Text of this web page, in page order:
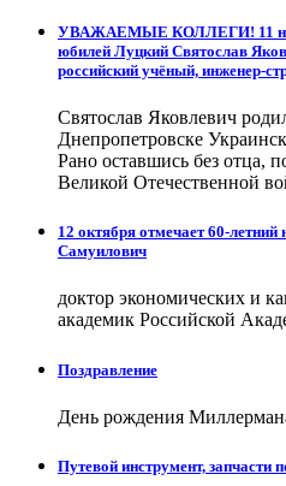
УВАЖАЕМЫЕ КОЛЛЕГИ! 11
юбилей Луцкий Святослав
российский учёный, инженер-
Святослав Яковлевич
Днепропетровске
Рано оставшись без отца,
Великой Отечественной
12 октября отмечает 60-
Самуилович
доктор экономических и
академик Российской
Поздравление
День рождения
Путевой инструмент, запчасти